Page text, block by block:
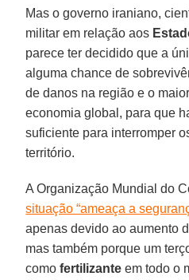
Mas o governo iraniano,
militar em relação aos
parece ter decidido que a
alguma chance de
de danos na região e o
economia global, para que
suficiente para interromper
território.
A Organização Mundial do
situação “ameaça a
apenas devido ao aumento
mas também porque um
comofertilizante em todo o